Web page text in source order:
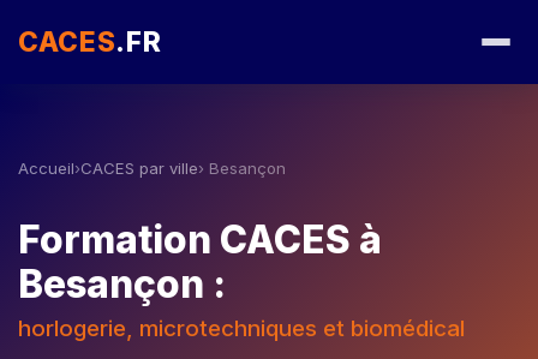
CACES.FR
Accueil›CACES par ville› Besançon
Formation CACES à
Besançon :
horlogerie, microtechniques et biomédical